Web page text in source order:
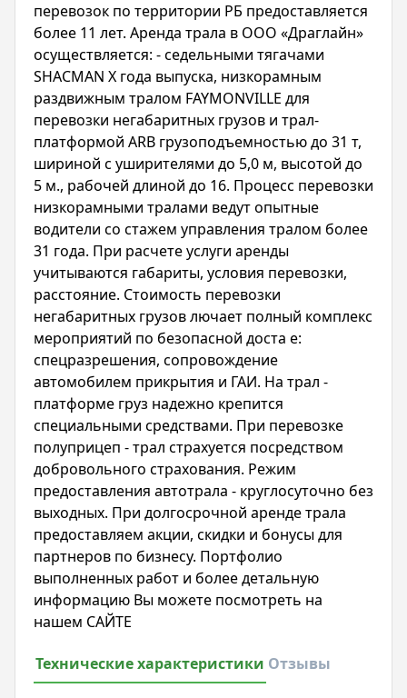
перевозок по территории РБ предоставляется
более 11 лет. Аренда трала в ООО «Драглайн»
осуществляется: - седельными тягачами
SHACMAN X года выпуска, низкорамным
раздвижным тралом FAYMONVILLE для
перевозки негабаритных грузов и трал-
платформой ARB грузоподъемностью до 31 т,
шириной с уширителями до 5,0 м, высотой до
5 м., рабочей длиной до 16. Процесс перевозки
низкорамными тралами ведут опытные
водители со стажем управления тралом более
31 года. При расчете услуги аренды
учитываются габариты, условия перевозки,
расстояние. Стоимость перевозки
негабаритных грузов лючает полный комплекс
мероприятий по безопасной доста е:
спецразрешения, сопровождение
автомобилем прикрытия и ГАИ. На трал -
платформе груз надежно крепится
специальными средствами. При перевозке
полуприцеп - трал страхуется посредством
добровольного страхования. Режим
предоставления автотрала - круглосуточно без
выходных. При долгосрочной аренде трала
предоставляем акции, скидки и бонусы для
партнеров по бизнесу. Портфолио
выполненных работ и более детальную
информацию Вы можете посмотреть на
нашем САЙТЕ
Технические характеристики Отзывы